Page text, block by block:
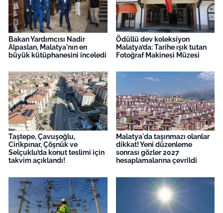
Bakan Yardımcısı Nadir
Alpaslan, Malatya'nın en
büyük kütüphanesini inceledi
Ödüllü dev koleksiyon
Malatya’da: Tarihe ışık tutan
Fotoğraf Makinesi Müzesi
Taştepe, Çavuşoğlu,
Cirikpınar, Çöşnük ve
Selçuklu’da konut teslimi için
takvim açıklandı!
Malatya'da taşınmazı olanlar
dikkat! Yeni düzenleme
sonrası gözler 2027
hesaplamalarına çevrildi